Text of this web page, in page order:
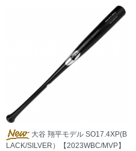
大谷 翔平モデル SO17.4XP(B
LACK/SILVER）【2023WBC/MVP】